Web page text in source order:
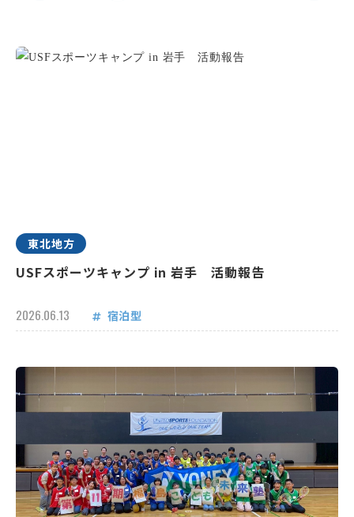
東北地方
USFスポーツキャンプ in 岩手 活動報告
2026.06.13 宿泊型